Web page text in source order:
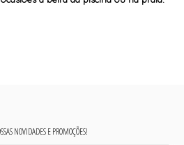
NOVIDADES E PROMOÇÕES!